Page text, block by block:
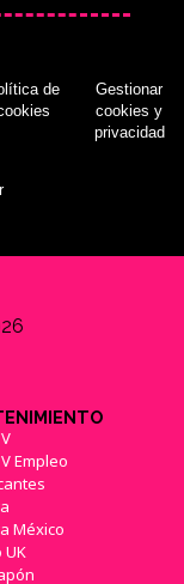
de
Gestionar
cookies y
privacidad
Empleo
México
UK